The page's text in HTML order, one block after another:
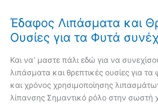
Λίπανση,
Αμειψισπορά,
Χώματα)
Έδαφος Λιπάσματα και
Ουσίες για τα Φυτά
Και να’ μαστε πάλι εδώ για να
λιπάσματα και θρεπτικές ουσίες για
και χρόνος χρησιμοποίησης
λίπανσης Σημαντικό ρόλο στην σωστή